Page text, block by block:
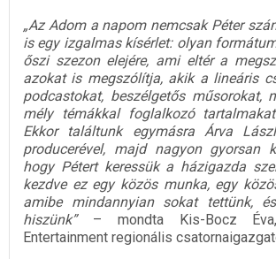
„Az Adom a napom nemcsak Péter
is egy izgalmas kísérlet: olyan
őszi szezon elejére, ami eltér a
azokat is megszólítja, akik a lineáris
podcastokat, beszélgetős műsorokat,
mély témákkal foglalkozó
Ekkor találtunk egymásra Árva
producerével, majd nagyon gyorsan
hogy Pétert keressük a házigazda
kezdve ez egy közös munka, egy
amibe mindannyian sokat tettünk,
hiszünk”– mondta Kis-Bocz
Entertainment regionális